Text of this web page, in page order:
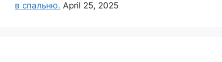
в спальню. April 25, 2025